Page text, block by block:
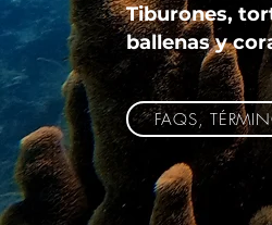
Tiburones,
ballenas y
FAQS,